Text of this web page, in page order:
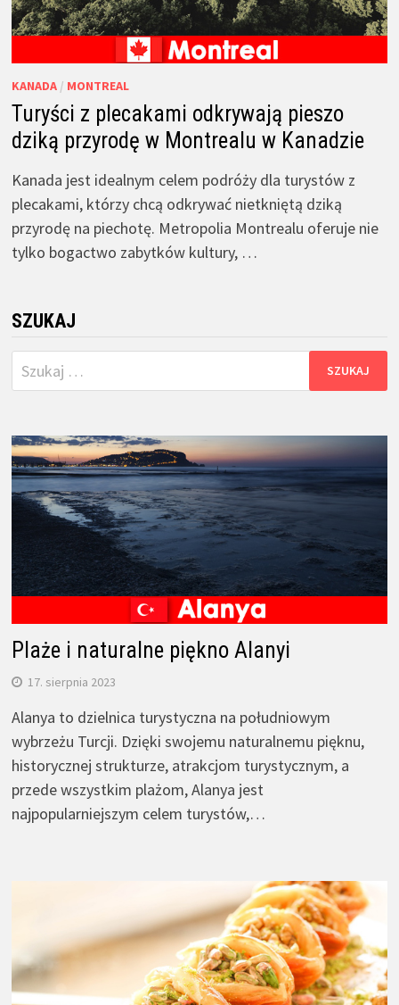
KANADA/ MONTREAL
Turyści z plecakami odkrywają pieszo
dziką przyrodę w Montrealu w Kanadzie
Kanada jest idealnym celem podróży dla turystów z
plecakami, którzy chcą odkrywać nietkniętą dziką
przyrodę na piechotę. Metropolia Montrealu oferuje nie
tylko bogactwo zabytków kultury, …
SZUKAJ
Szukaj:
Plaże i naturalne piękno Alanyi
17. sierpnia 2023
Alanya to dzielnica turystyczna na południowym
wybrzeżu Turcji. Dzięki swojemu naturalnemu pięknu,
historycznej strukturze, atrakcjom turystycznym, a
przede wszystkim plażom, Alanya jest
najpopularniejszym celem turystów,…